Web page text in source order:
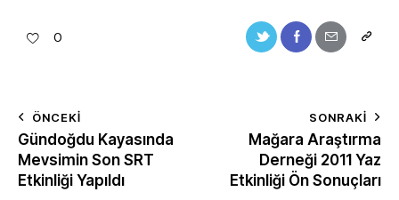
0
ÖNCEKI
Gündoğdu Kayasında
Mevsimin Son SRT
Etkinliği Yapıldı
SONRAKI
Mağara Araştırma
Derneği 2011 Yaz
Etkinliği Ön Sonuçları